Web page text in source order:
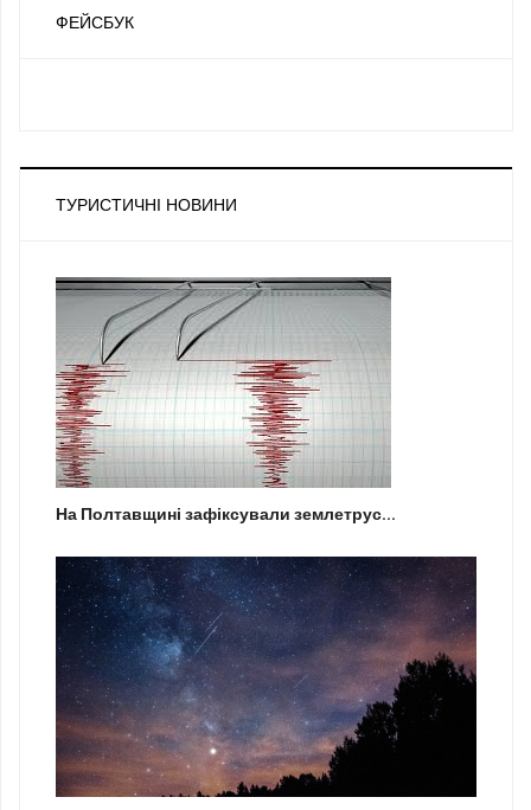
ФЕЙСБУК
ТУРИСТИЧНІ НОВИНИ
На Полтавщині зафіксували землетрус...